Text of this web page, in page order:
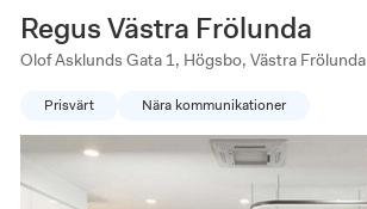
Regus Västra Frölunda
Olof Asklunds Gata 1, Högsbo, Västra Frölunda
Prisvärt Nära kommunikationer